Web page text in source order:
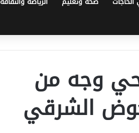
وجه من
الشرقي